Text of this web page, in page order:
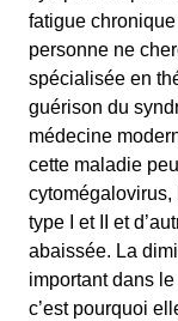
fatigue
personne ne
spécialisée en
guérison du
médecine
cette maladie
cytomégalovirus,
type I et II et
abaissée. La
important dans
c’est pourquoi